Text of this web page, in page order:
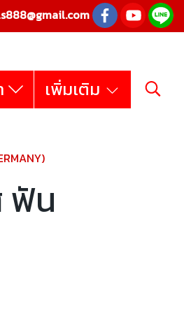
เพิ่มเติม
ฟัน